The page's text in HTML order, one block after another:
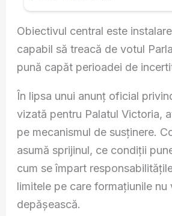
Obiectivul central este
capabil să treacă de votul
pună capăt perioadei de
În lipsa unui anunț oficial
vizată pentru Palatul Victoria,
pe mecanismul de susținere.
asumă sprijinul, ce condiții
cum se împart
limitele pe care formațiunile nu
depășească.